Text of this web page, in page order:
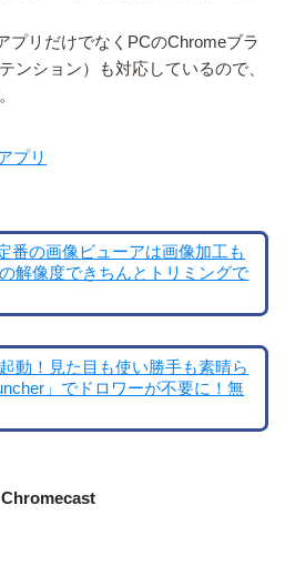
プリだけでなくPCのChromeブラ
ンション）も対応しているので、
プリ
番の画像ビューアは画像加工も
解像度できちんとトリミングで
動！見た目も使い勝手も素晴ら
」でドロワーが不要に！無